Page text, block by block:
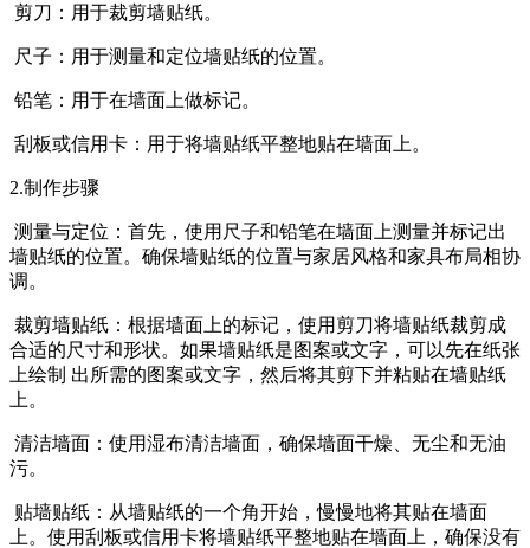
剪刀：用于裁剪墙贴纸。
尺子：用于测量和定位墙贴纸的位置。
铅笔：用于在墙面上做标记。
刮板或信用卡：用于将墙贴纸平整地贴在墙面上。
2.制作步骤
测量与定位：首先，使用尺子和铅笔在墙面上测量并标记出
墙贴纸的位置。确保墙贴纸的位置与家居风格和家具布局相协
调。
裁剪墙贴纸：根据墙面上的标记，使用剪刀将墙贴纸裁剪成
合适的尺寸和形状。如果墙贴纸是图案或文字，可以先在纸张
上绘制 出所需的图案或文字，然后将其剪下并粘贴在墙贴纸
上。
清洁墙面：使用湿布清洁墙面，确保墙面干燥、无尘和无油
污。
贴墙贴纸：从墙贴纸的一个角开始，慢慢地将其贴在墙面
上。使用刮板或信用卡将墙贴纸平整地贴在墙面上，确保没有